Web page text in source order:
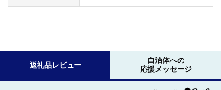
返礼品レビュー
自治体への
応援メッセージ